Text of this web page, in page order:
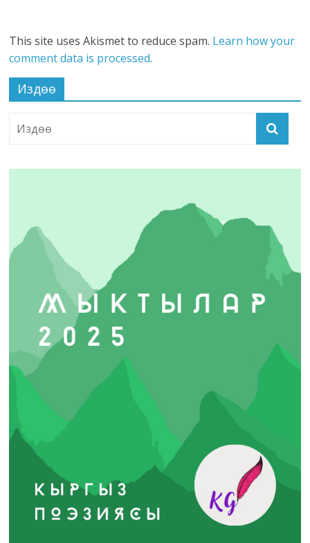
This site uses Akismet to reduce spam. Learn how your
comment data is processed.
Издөө